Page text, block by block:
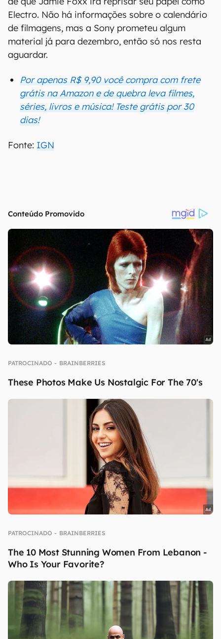
Electro. Não há informações sobre o calendário
de filmagens, mas a Sony prometeu algum
material já para dezembro, então só nos resta
aguardar.
Por apenas R$ 9,90 você compra com frete
grátis na Amazon e de quebra leva filmes,
séries, livros e música! Teste grátis por 30
dias!
Fonte: IGN